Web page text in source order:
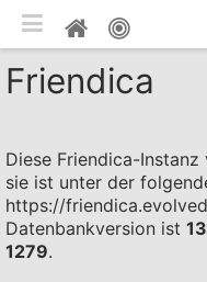
Pinnwand
Friendica
Diese Friendica-
sie ist unter der
https://
Datenbankversion ist
1279.
mobile Ansicht